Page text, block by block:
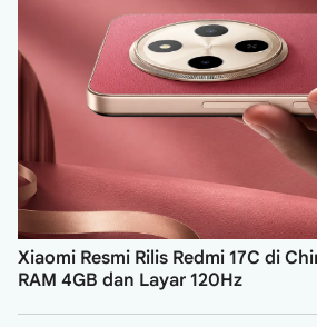
Xiaomi Resmi Rilis Redmi 17C di
RAM 4GB dan Layar 120Hz